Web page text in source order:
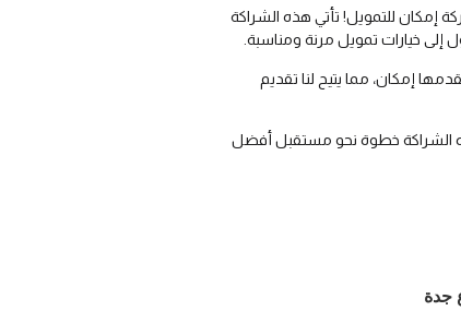
إمكان للتمويل! تأتي هذه الشراكة
إلى خيارات تمويل مرنة ومناسبة.
إمكان، مما يتيح لنا تقديم
الشراكة خطوة نحو مستقبل أفضل
جدة